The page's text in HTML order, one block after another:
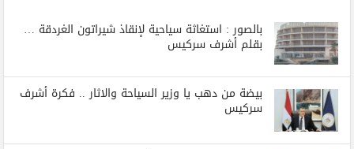
بالصور : استغاثة سياحية لإنقاذ شيراتون الغردقة …
بقلم أشرف سركيس
بيضة من دهب يا وزير السياحة والاثار .. فكرة أشرف
سركيس